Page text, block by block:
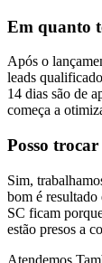
Em quanto
Após o
leads
14 dias são de
começa a
Posso
Sim,
bom é resultado
SC ficam
estão presos a
Atendemos